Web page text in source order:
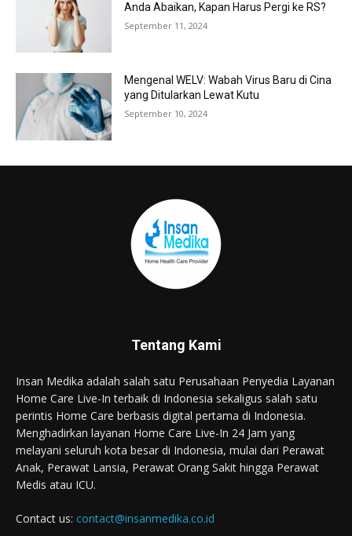
Anda Abaikan, Kapan Harus Pergi ke RS?
September 11, 2024
Mengenal WELV: Wabah Virus Baru di Cina
yang Ditularkan Lewat Kutu
September 10, 2024
Tentang Kami
Insan Medika adalah salah satu Perusahaan Penyedia Layanan
Home Care Live-In terbaik di Indonesia sekaligus salah satu
perintis Home Care berbasis digital pertama di Indonesia.
Menghadirkan layanan Home Care Live-In 24 Jam yang
melayani seluruh kota besar di Indonesia, mulai dari Perawat
Anak, Perawat Lansia, Perawat Orang Sakit hingga Perawat
Medis atau ICU.
Contact us: contact@insanmedika.co.id